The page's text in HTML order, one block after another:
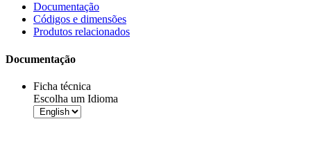
Documentação
Códigos e dimensões
Produtos relacionados
Documentação
Ficha técnica
Escolha um Idioma